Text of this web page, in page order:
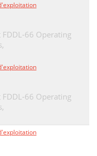
FDDL-66 Operating
FDDL-66 Operating